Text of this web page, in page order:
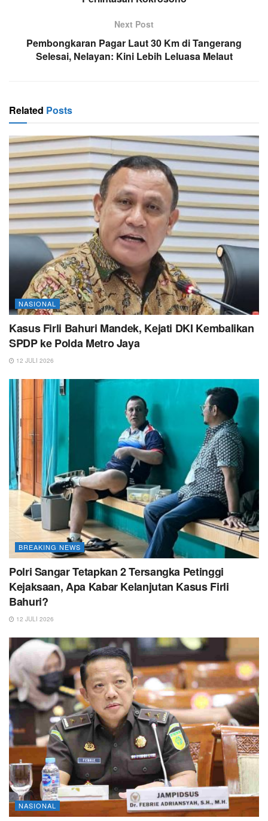
Next Post
Pembongkaran Pagar Laut 30 Km di Tangerang
Selesai, Nelayan: Kini Lebih Leluasa Melaut
Related Posts
NASIONAL
Kasus Firli Bahuri Mandek, Kejati DKI Kembalikan
SPDP ke Polda Metro Jaya
12 JULI 2026
BREAKING NEWS
Polri Sangar Tetapkan 2 Tersangka Petinggi
Kejaksaan, Apa Kabar Kelanjutan Kasus Firli
Bahuri?
12 JULI 2026
NASIONAL